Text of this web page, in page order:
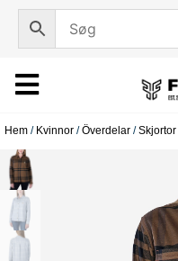
Hem / Kvinnor /Överdelar /Skjortor